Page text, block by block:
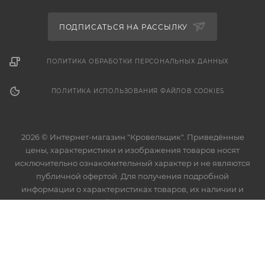
ПОДПИСАТЬСЯ НА РАССЫЛКУ
ПОЛИТИКА ОБРАБОТКИ ПЕРСОНАЛЬНЫХ ДАННЫХ
ПОЛИТИКА ИСПОЛЬЗОВАНИЯ ФАЙЛОВ COOKIES
2026 © Интернет-магазин "Кровельщик". Приведённые
цены, характеристики и изображения товаров носят
исключительно ознакомительный характер и не являются
публичной офертой. Для получения подробной
информации о характеристиках товаров, их наличии и
стоимости связывайтесь с менеджерами компании.